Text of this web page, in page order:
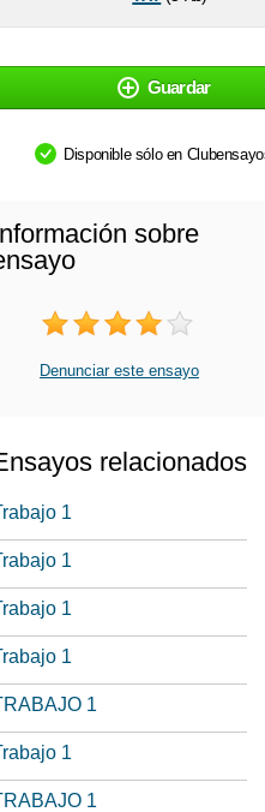
Guardar
Disponible sólo en
sobre
Denunciar este ensayo
relacionados
1
1
1
1
1
1
1